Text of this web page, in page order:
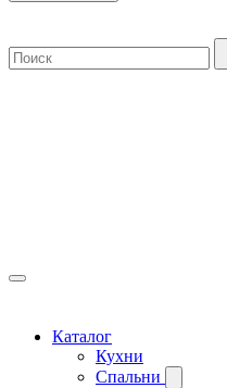
Каталог
Кухни
Спальни